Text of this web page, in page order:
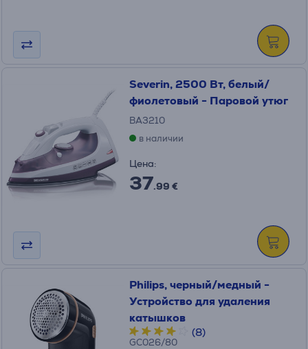
Severin, 2500 Вт, белый/
фиолетовый - Паровой утюг
BA3210
в наличии
Цена:
37.99 €
Philips, черный/медный -
Устройство для удаления
катышков
(8)
GC026/80